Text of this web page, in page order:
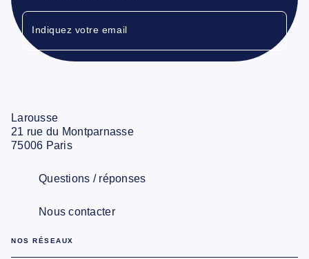
Indiquez votre email
Larousse
21 rue du Montparnasse
75006 Paris
Questions / réponses
Nous contacter
NOS RÉSEAUX